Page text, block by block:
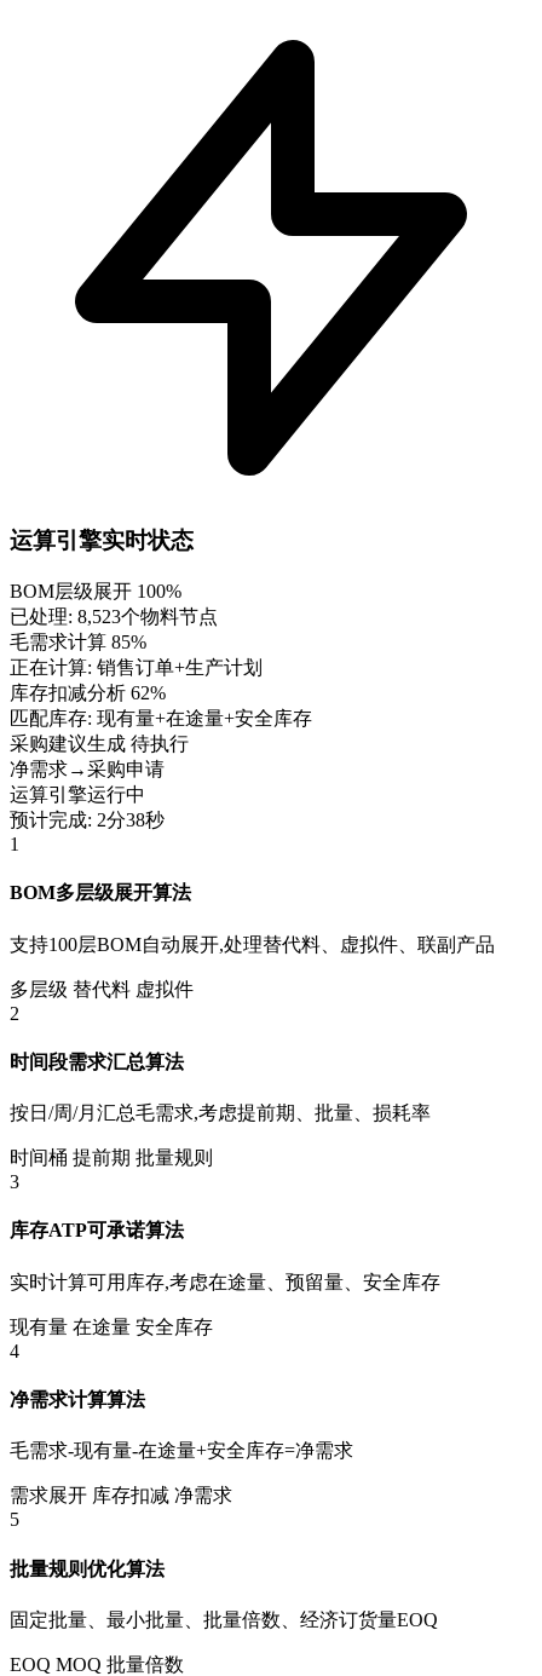
运算引擎实时状态
BOM层级展开 100%
已处理: 8,523个物料节点
毛需求计算 85%
正在计算: 销售订单+生产计划
库存扣减分析 62%
匹配库存: 现有量+在途量+安全库存
采购建议生成 待执行
净需求→采购申请
运算引擎运行中
预计完成: 2分38秒
1
BOM多层级展开算法
支持100层BOM自动展开,处理替代料、虚拟件、联副产品
多层级 替代料 虚拟件
2
时间段需求汇总算法
按日/周/月汇总毛需求,考虑提前期、批量、损耗率
时间桶 提前期 批量规则
3
库存ATP可承诺算法
实时计算可用库存,考虑在途量、预留量、安全库存
现有量 在途量 安全库存
4
净需求计算算法
毛需求-现有量-在途量+安全库存=净需求
需求展开 库存扣减 净需求
5
批量规则优化算法
固定批量、最小批量、批量倍数、经济订货量EOQ
EOQ MOQ 批量倍数